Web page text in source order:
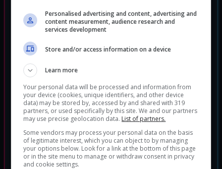
Daymare 1994: Sandcastle
Genere:Horror
Personalised advertising and content, advertising and
content measurement, audience research and
services development
Store and/or access information on a device
Learn more
Your personal data will be processed and information from
your device (cookies, unique identifiers, and other device
data) may be stored by, accessed by and shared with 319
partners, or used specifically by this site. We and our partners
may use precise geolocation data. List of partners.
Some vendors may process your personal data on the basis
of legitimate interest, which you can object to by managing
your options below. Look for a link at the bottom of this page
or in the site menu to manage or withdraw consent in privacy
and cookie settings.